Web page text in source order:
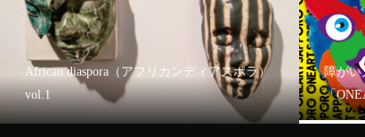
African diaspora（アフリカンディアスポラ）
vol.1
障がい
「